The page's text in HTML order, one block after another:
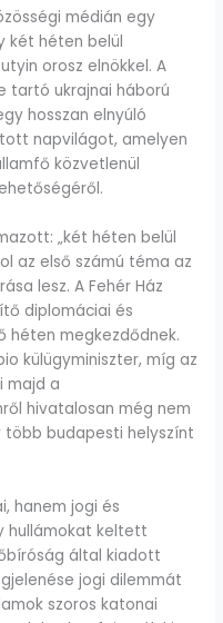
médián egy
két héten belül
orosz elnökkel. A
tartó ukrajnai háború
hosszan elnyúló
napvilágot, amelyen
közvetlenül
„két héten belül
az első számú téma az
lesz. A Fehér Ház
diplomáciai és
héten megkezdődnek.
külügyminiszter, míg az
majd a
hivatalosan még nem
budapesti helyszínt
hanem jogi és
hullámokat keltett
által kiadott
jogi dilemmát
szoros katonai